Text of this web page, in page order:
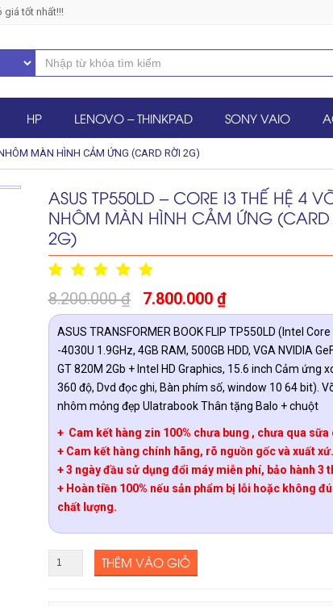
giá tốt nhất!!!
HP LENOVO – THINKPAD SONY VAIO
MÀN HÌNH CẢM ỨNG (CARD RỜI 2G)
ASUS TP550LD – CORE I3 THẾ HỆ 4
NHÔM MÀN HÌNH CẢM ỨNG (CARD
2G)
8.200.000₫ 7.800.000 ₫
ASUS TRANSFORMER BOOK FLIP TP550LD (Intel Core
-4030U 1.9GHz, 4GB RAM, 500GB HDD, VGA NVIDIA
GT 820M 2Gb + Intel HD Graphics, 15.6 inch Cảm ứng
360 độ, Dvd đọc ghi, Bàn phím số, window 10 64 bit).
nhôm mỏng đẹp Ulatrabook Thân tặng Balo + chuột
+ Cam kết hàng zin 100% chưa bung , chưa qua sữa
+ Cam kết hàng chính hãng, rõ nguồn gốc và xuất xứ.
+ 3 ngày đầu sử dụng đổi máy miễn phí, bảo hành 3
+ Hoàn tiền 100% nếu sản phẩm bị lỗi hoặc không
chất lượng.
THÊM VÀO GIỎ